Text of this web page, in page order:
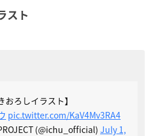
スト
おろしイラスト】
pic.twitter.com/KaV4Mv3RA4
(@ichu_official) July 1,